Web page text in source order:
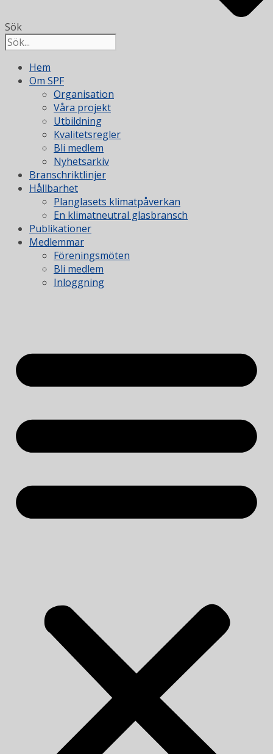
Sök
Hem
Om SPF
Organisation
Våra projekt
Utbildning
Kvalitetsregler
Bli medlem
Nyhetsarkiv
Branschriktlinjer
Hållbarhet
Planglasets klimatpåverkan
En klimatneutral glasbransch
Publikationer
Medlemmar
Föreningsmöten
Bli medlem
Inloggning